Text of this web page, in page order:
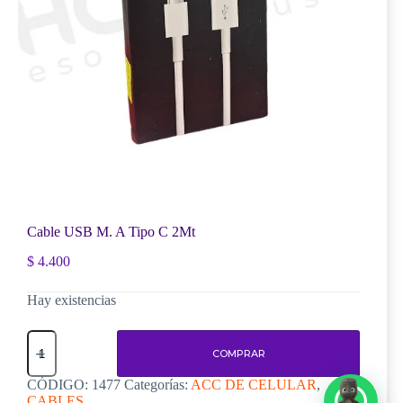
Cable USB M. A Tipo C 2Mt
$ 4.400
Hay existencias
Cable
USB
A
Tipo
COMPRAR
CÓDIGO: 1477 Categorías: ACC DE CELULAR,